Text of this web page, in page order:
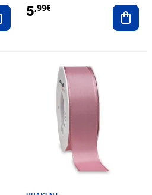
Ajouter au panier
5,99€
Prix 11,30€